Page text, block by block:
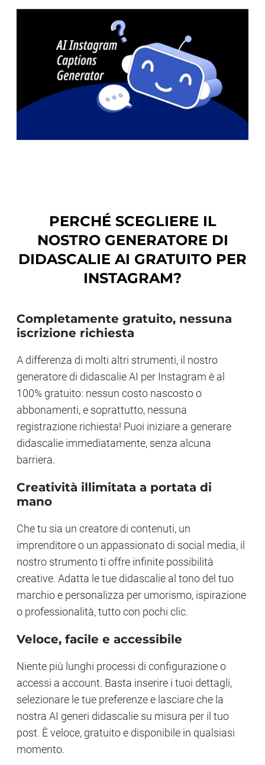
PERCHÉ SCEGLIERE IL
NOSTRO GENERATORE DI
DIDASCALIE AI GRATUITO PER
INSTAGRAM?
Completamente gratuito, nessuna
iscrizione richiesta
A differenza di molti altri strumenti, il nostro
generatore di didascalie AI per Instagram è al
100% gratuito: nessun costo nascosto o
abbonamenti, e soprattutto, nessuna
registrazione richiesta! Puoi iniziare a generare
didascalie immediatamente, senza alcuna
barriera.
Creatività illimitata a portata di
mano
Che tu sia un creatore di contenuti, un
imprenditore o un appassionato di social media, il
nostro strumento ti offre infinite possibilità
creative. Adatta le tue didascalie al tono del tuo
marchio e personalizza per umorismo, ispirazione
o professionalità, tutto con pochi clic.
Veloce, facile e accessibile
Niente più lunghi processi di configurazione o
accessi a account. Basta inserire i tuoi dettagli,
selezionare le tue preferenze e lasciare che la
nostra AI generi didascalie su misura per il tuo
post. È veloce, gratuito e disponibile in qualsiasi
momento.